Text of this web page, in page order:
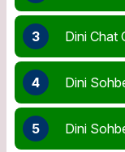
3 Dini Chat
4 Dini
5 Dini